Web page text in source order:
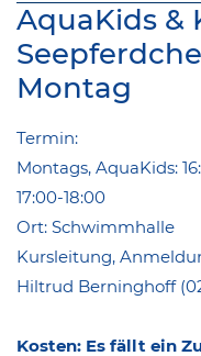
AquaKids &
Montag
Termin:
Montags, AquaKids:
17:00-18:00
Ort: Schwimmhalle
Kursleitung,
Hiltrud Berninghoff
Kosten: Es fällt ein